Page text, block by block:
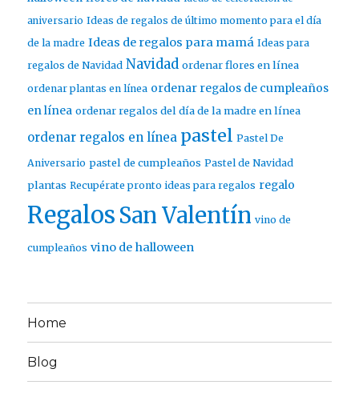
aniversario Ideas de regalos de último momento para el día
de la madre Ideas de regalos para mamá Ideas para
regalos de Navidad Navidad ordenar flores en línea
ordenar plantas en línea ordenar regalos de cumpleaños
en línea ordenar regalos del día de la madre en línea
ordenar regalos en línea pastel Pastel De
Aniversario pastel de cumpleaños Pastel de Navidad
plantas Recupérate pronto ideas para regalos regalo
Regalos San Valentín vino de
cumpleaños vino de halloween
Home
Blog